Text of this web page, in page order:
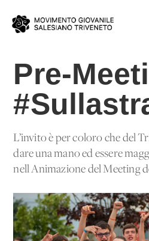
Pre-
L’invito è per coloro che del
dare una mano ed essere
nell'Animazione del Meeting